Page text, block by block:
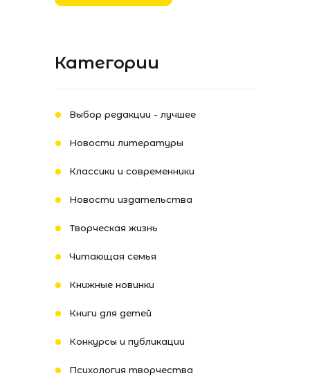
Категории
Выбор редакции - лучшее
Новости литературы
Классики и современники
Новости издательства
Творческая жизнь
Читающая семья
Книжные новинки
Книги для детей
Конкурсы и публикации
Психология творчества